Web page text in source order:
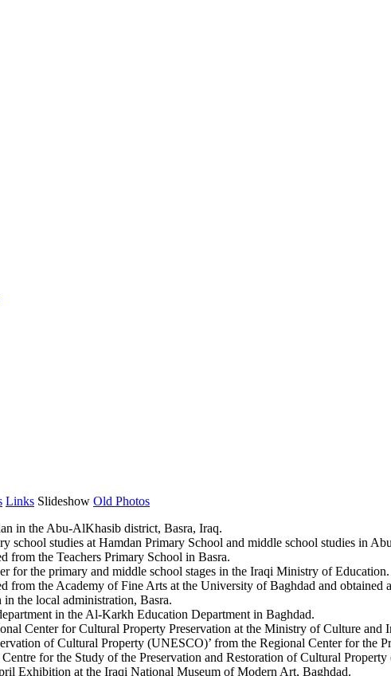
Links Slideshow Old Photos
in the Abu-AlKhasib district, Basra, Iraq.
school studies at Hamdan Primary School and middle school studies in
from the Teachers Primary School in Basra.
for the primary and middle school stages in the Iraqi Ministry of Education.
from the Academy of Fine Arts at the University of Baghdad and obtained
the local administration, Basra.
in the Al-Karkh Education Department in Baghdad.
Center for Cultural Property Preservation at the Ministry of Culture and
of Cultural Property (UNESCO)’ from the Regional Center for the
for the Study of the Preservation and Restoration of Cultural
Exhibition at the Iraqi National Museum of Modern Art, Baghdad.